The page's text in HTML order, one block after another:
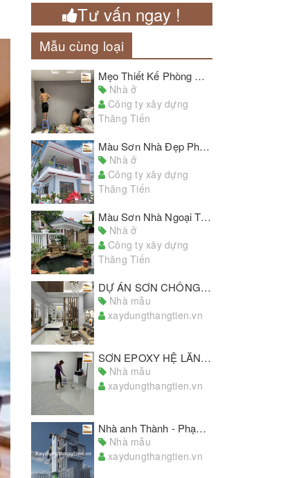
Tư vấn ngay !
Mẫu cùng loại
Mẹo Thiết Kế Phòng Ngủ Với Giấy Dán Tường Đẹp Chủ Nhà Cần Lưu Ý
Nhà ở
Công ty xây dựng
Thăng Tiến
Màu Sơn Nhà Đẹp Phòng Khách Hiện Đại Phù Hợp Với Nhiều Kiểu Nhà
Nhà ở
Công ty xây dựng
Thăng Tiến
Màu Sơn Nhà Ngoại Thất Đẹp Cho Tổ Ấm Thân Yêu Của Bạn
Nhà ở
Công ty xây dựng
Thăng Tiến
DỰ ÁN SƠN CHỐNG THẤM NGOÀI TRỜI THỰC TẾ 2020, ĐÁNH GIÁ CÔNG KHAI TỪ KHÁCH HÀNG
Nhà mẫu
xaydungthangtien.vn
SƠN EPOXY HỆ LĂN CAO CẤP KeraSEAL ADO121
Nhà mẫu
xaydungthangtien.vn
Nhà anh Thành - Phạm Hữu Lầu, Quận 7
Nhà mẫu
xaydungthangtien.vn